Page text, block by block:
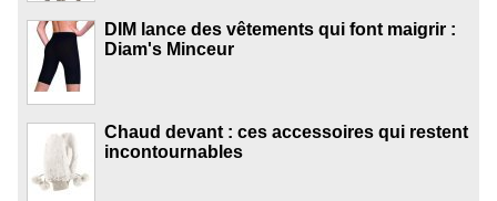
DIM lance des vêtements qui font maigrir :
Diam's Minceur
Chaud devant : ces accessoires qui restent
incontournables